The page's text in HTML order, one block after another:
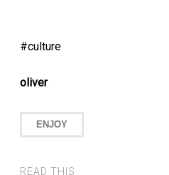
culture
oliver
ENJOY
READ THIS